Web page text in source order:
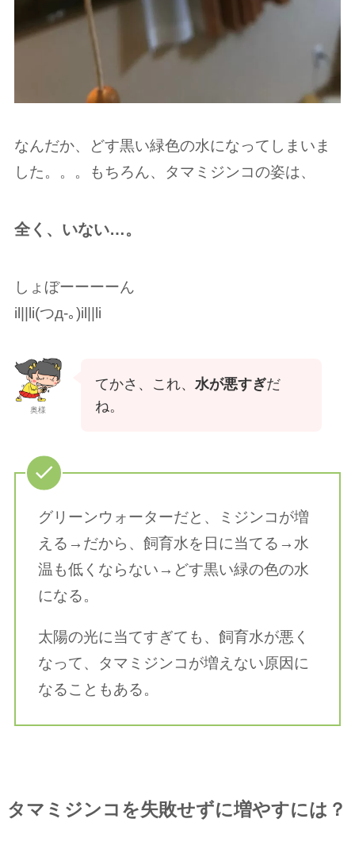
なんだか、どす黒い緑色の水になってしまいま
した。。。もちろん、タマミジンコの姿は、
全く、いない…。
しょぼーーーーん
il||li(つд-｡)il||li
奥様
てかさ、これ、 水が悪すぎだ
ね。
グリーンウォーターだと、ミジンコが増
える→だから、飼育水を日に当てる→水
温も低くならない→どす黒い緑の色の水
になる。
太陽の光に当てすぎても、飼育水が悪く
なって、タマミジンコが増えない原因に
なることもある。
タマミジンコを失敗せずに増やすには？